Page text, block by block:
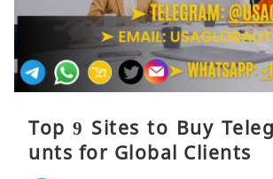
Top 9 Sites to Buy
unts for Global Clients